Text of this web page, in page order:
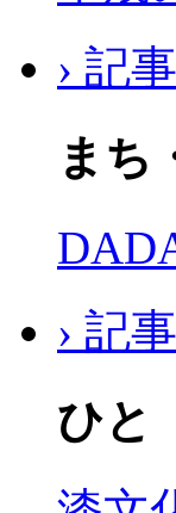
› 記
まち
› 記
ひと